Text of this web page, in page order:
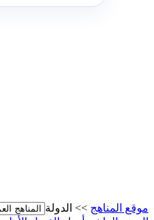
موقع المناهج >> الدولة